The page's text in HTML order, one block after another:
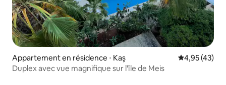
Appartement en résidence ⋅ Kaş Évaluation
4,95 (43)
Duplex avec vue magnifique sur l'île de Meis